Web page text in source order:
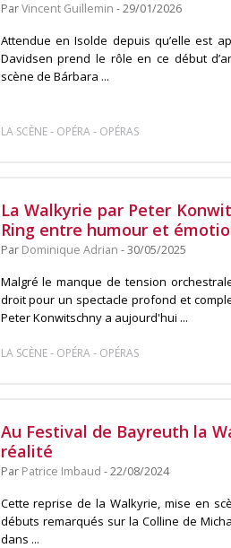
ParVincent Guillemin - 29/01/2026
Attendue en Isolde depuis qu’elle est
Davidsen prend le rôle en ce début
scène de Bárbara ...
LA SCÈNE- OPÉRA- OPÉRAS
La Walkyrie par Peter
Ring entre humour et
Par Dominique Adrian - 30/05/2025
Malgré le manque de tension
droit pour un spectacle profond et
Peter Konwitschny a aujourd'hui ...
LA SCÈNE- OPÉRA- OPÉRAS
Au Festival de Bayreuth la
réalité
Par Patrice Imbaud - 22/08/2024
Cette reprise de la Walkyrie, mise en
débuts remarqués sur la Colline de
dans ...